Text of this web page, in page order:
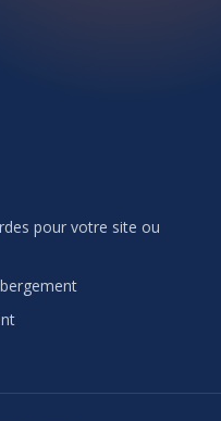
pour votre site ou